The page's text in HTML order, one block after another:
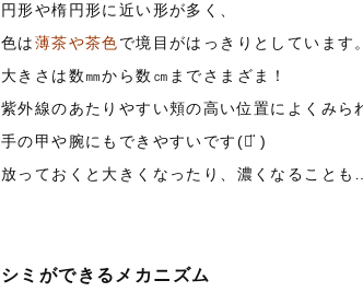
円形や楕円形に近い形が多く、
色は薄茶や茶色で境目がはっきりとしています。
大きさは数㎜から数㎝までさまざま！
紫外線のあたりやすい頬の高い位置によくみら
手の甲や腕にもできやすいです(ᯅ̈ )
放っておくと大きくなったり、濃くなることも
シミができるメカニズム